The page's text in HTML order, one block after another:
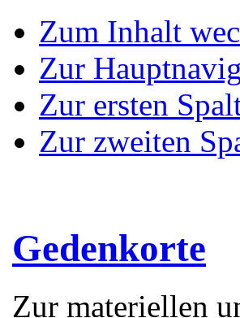
Zum Inhalt
Zur
Zur ersten
Zur zweiten
Gedenkorte
Zur materiellen